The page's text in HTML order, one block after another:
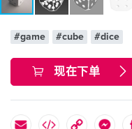
#game #cube #dice
现在下单